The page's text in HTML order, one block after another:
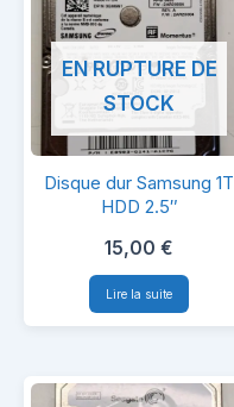
Disque
dur
Samsung
1T
HDD
EN RUPTURE DE
STOCK
Disque dur Samsung 1T
HDD 2.5″
15,00 €
Lire la suite